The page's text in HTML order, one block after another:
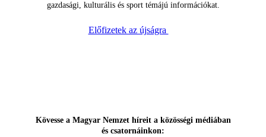
gazdasági, kulturális és sport témájú információkat.
Előfizetek az újságra
Kövesse a Magyar Nemzet híreit a közösségi médiában
és csatornáinkon: